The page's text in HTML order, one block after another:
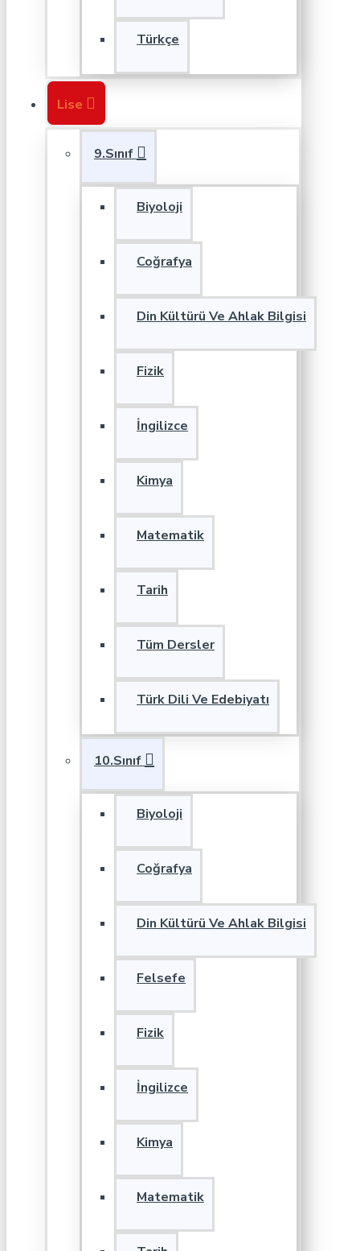
Türkçe
Lise
9.Sınıf
Biyoloji
Coğrafya
Din Kültürü Ve Ahlak Bilgisi
Fizik
İngilizce
Kimya
Matematik
Tarih
Tüm Dersler
Türk Dili Ve Edebiyatı
10.Sınıf
Biyoloji
Coğrafya
Din Kültürü Ve Ahlak Bilgisi
Felsefe
Fizik
İngilizce
Kimya
Matematik